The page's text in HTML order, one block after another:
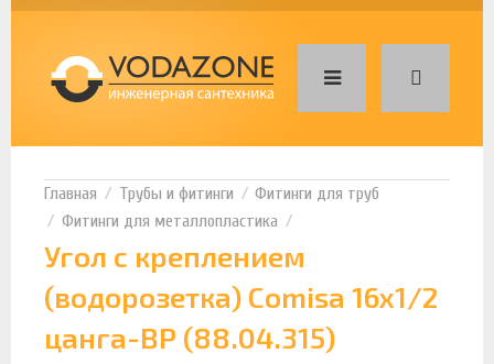
Трубы и фитинги
Фитинги для труб
Фитинги для металлопластика
Угол с креплением
(водорозетка) Comisa 16х1/2
цанга-ВР (88.04.315)